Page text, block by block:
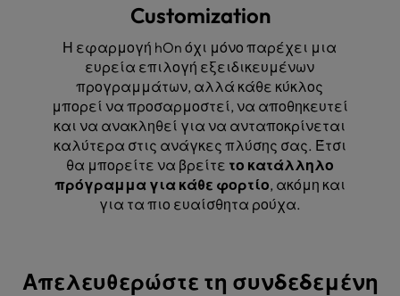
Customization
Η εφαρμογή hOn όχι μόνο παρέχει μια
ευρεία επιλογή εξειδικευμένων
προγραμμάτων, αλλά κάθε κύκλος
μπορεί να προσαρμοστεί, να αποθηκευτεί
και να ανακληθεί για να ανταποκρίνεται
καλύτερα στις ανάγκες πλύσης σας. Έτσι
θα μπορείτε να βρείτε το κατάλληλο
πρόγραμμα για κάθε φορτίο, ακόμη και
για τα πιο ευαίσθητα ρούχα.
Απελευθερώστε τη συνδεδεμένη